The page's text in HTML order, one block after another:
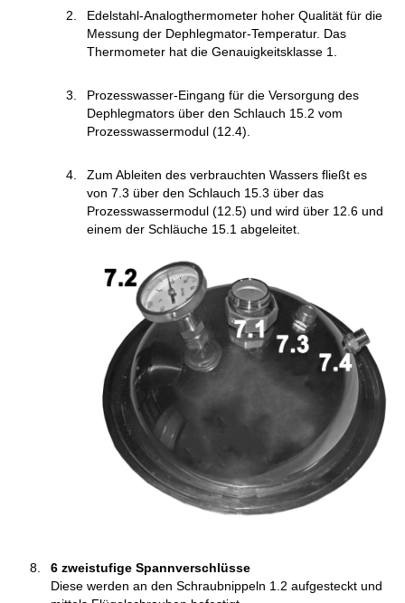
Edelstahl-Analogthermometer hoher Qualität für die
Messung der Dephlegmator-Temperatur. Das
Thermometer hat die Genauigkeitsklasse 1.
Prozesswasser-Eingang für die Versorgung des
Dephlegmators über den Schlauch 15.2 vom
Prozesswassermodul (12.4).
Zum Ableiten des verbrauchten Wassers fließt es
von 7.3 über den Schlauch 15.3 über das
Prozesswassermodul (12.5) und wird über 12.6 und
einem der Schläuche 15.1 abgeleitet.
6zweistufige Spannverschlüsse
Diese werden an den Schraubnippeln 1.2 aufgesteckt und